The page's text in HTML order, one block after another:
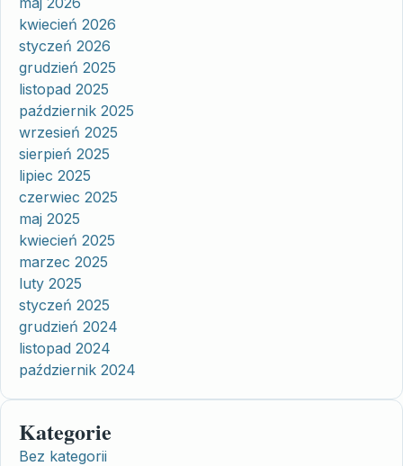
kwiecień 2026
styczeń 2026
grudzień 2025
listopad 2025
październik 2025
wrzesień 2025
sierpień 2025
lipiec 2025
czerwiec 2025
maj 2025
kwiecień 2025
marzec 2025
luty 2025
styczeń 2025
grudzień 2024
listopad 2024
październik 2024
Kategorie
Bez kategorii